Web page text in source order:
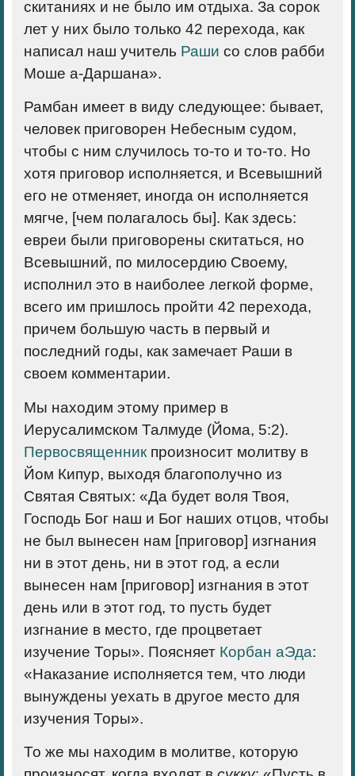
скитаниях и не было им отдыха. За сорок
лет у них было только 42 перехода, как
написал наш учитель Раши со слов рабби
Моше а-Даршана».
Рамбан имеет в виду следующее: бывает,
человек приговорен Небесным судом,
чтобы с ним случилось то-то и то-то. Но
хотя приговор исполняется, и Всевышний
его не отменяет, иногда он исполняется
мягче, [чем полагалось бы]. Как здесь:
евреи были приговорены скитаться, но
Всевышний, по милосердию Своему,
исполнил это в наиболее легкой форме,
всего им пришлось пройти 42 перехода,
причем большую часть в первый и
последний годы, как замечает Раши в
своем комментарии.
Мы находим этому пример в
Иерусалимском Талмуде (Йома, 5:2).
Первосвященник произносит молитву в
Йом Кипур, выходя благополучно из
Святая Святых: «Да будет воля Твоя,
Господь Бог наш и Бог наших отцов, чтобы
не был вынесен нам [приговор] изгнания
ни в этот день, ни в этот год, а если
вынесен нам [приговор] изгнания в этот
день или в этот год, то пусть будет
изгнание в место, где процветает
изучение Торы». Поясняет Корбан аЭда:
«Наказание исполняется тем, что люди
вынуждены уехать в другое место для
изучения Торы».
То же мы находим в молитве, которую